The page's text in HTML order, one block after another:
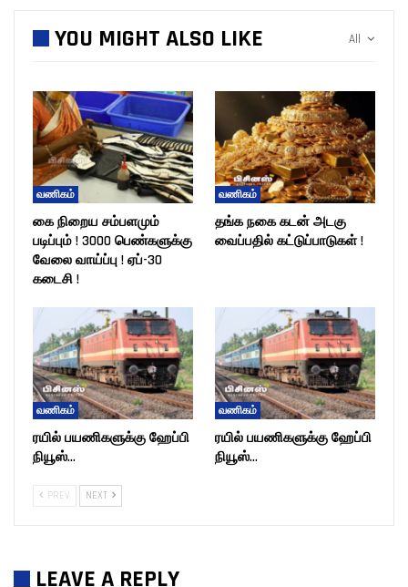
All
YOU MIGHT ALSO LIKE
வணிகம்
கை நிறைய சம்பளமும்
படிப்பும் ! 3000 பெண்களுக்கு
வேலை வாய்ப்பு ! ஏப்-30
கடைசி !
வணிகம்
தங்க நகை கடன் அடகு
வைப்பதில் கட்டுப்பாடுகள் !
வணிகம்
ரயில் பயணிகளுக்கு ஹேப்பி
நியூஸ்…
வணிகம்
ரயில் பயணிகளுக்கு ஹேப்பி
நியூஸ்…
PREV NEXT
LEAVE A REPLY